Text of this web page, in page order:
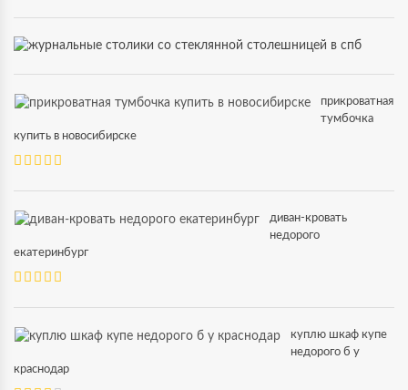
прикроватная
тумбочка
купить в новосибирске
диван-кровать
недорого
екатеринбург
куплю шкаф купе
недорого б у
краснодар